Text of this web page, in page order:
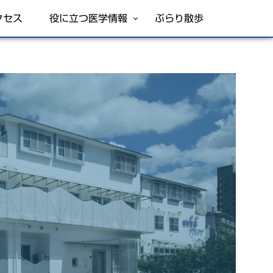
ス 役に立つ医学情報 ぶらり散歩